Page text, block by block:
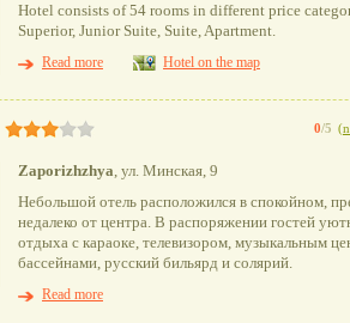
Hotel consists of 54 rooms in different price
Superior, Junior Suite, Suite, Apartment.
Read more
Hotel on the map
0/5 (
Zaporizhzhya, ул. Минская, 9
Небольшой отель расположился в спокойном,
недалеко от центра. В распоряжении гостей
отдыха с караоке, телевизором, музыкальным
бассейнами, русский бильярд и солярий.
Read more